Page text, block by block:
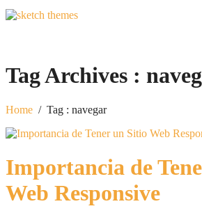
Tag Archives :
Home / Tag : navegar
Importancia de
Web Responsive